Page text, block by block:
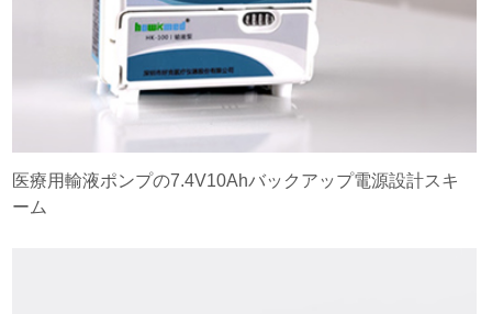
医療用輸液ポンプの7.4V10Ahバックアップ電源設計スキ
ーム